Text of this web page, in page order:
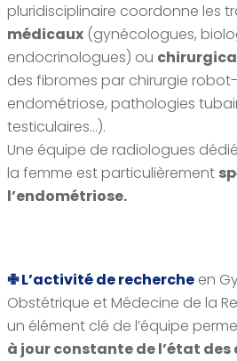
pluridisciplinaire coordonne les
médicaux (gynécologues,
endocrinologues) ou
des fibromes par chirurgie
endométriose, pathologies
testiculaires…).
Une équipe de radiologues
la femme est particulièrement
l’endométriose.
✙L’activité de recherche en
Obstétrique et Médecine de la
un élément clé de l’équipe
à jour constante de l’état